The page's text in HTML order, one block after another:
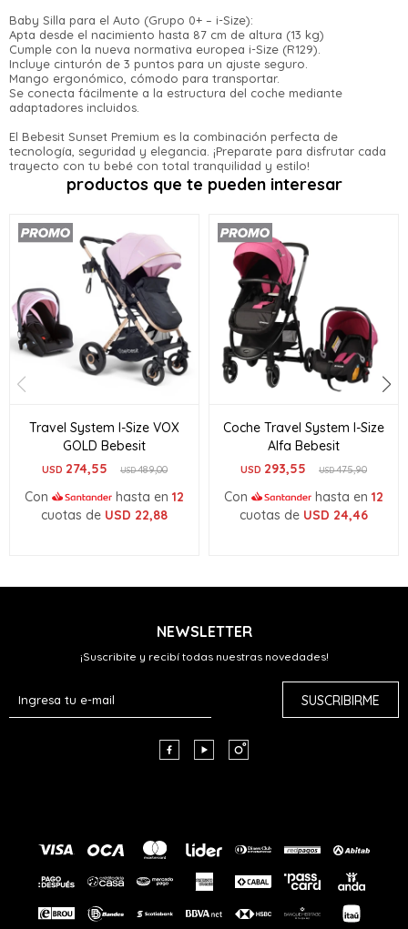
Baby Silla para el Auto (Grupo 0+ – i-Size):
Apta desde el nacimiento hasta 87 cm de altura (13 kg)
Cumple con la nueva normativa europea i-Size (R129).
Incluye cinturón de 3 puntos para un ajuste seguro.
Mango ergonómico, cómodo para transportar.
Se conecta fácilmente a la estructura del coche mediante
adaptadores incluidos.
El Bebesit Sunset Premium es la combinación perfecta de
tecnología, seguridad y elegancia. ¡Preparate para disfrutar cada
trayecto con tu bebé con total tranquilidad y estilo!
productos que te pueden interesar
Travel System I-Size VOX
GOLD Bebesit
USD 274,55 USD489,00
Con hasta en 12
cuotas de USD 22,88
Coche Travel System I-Size
Alfa Bebesit
USD 293,55 USD475,90
Con hasta en 12
cuotas de USD 24,46
NEWSLETTER
¡Suscribite y recibí todas nuestras novedades!
SUSCRIBIRME
  